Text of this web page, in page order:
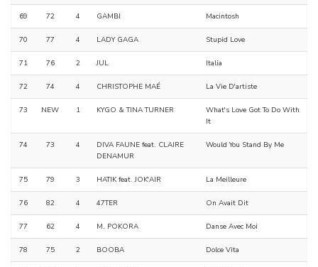
69 72 4 GAMBI Macintosh
70 77 4 LADY GAGA Stupid Love
71 76 2 JUL Italia
72 74 4 CHRISTOPHE MAÉ La Vie D'artiste
73 NEW 1 KYGO & TINA TURNER
What's Love Got To Do With
It
74 73 4
DIVA FAUNE feat. CLAIRE
DENAMUR
Would You Stand By Me
75 79 3 HATIK feat. JOK'AIR La Meilleure
76 82 4 47TER On Avait Dit
77 62 4 M. POKORA Danse Avec Moi
78 75 2 BOOBA Dolce Vita